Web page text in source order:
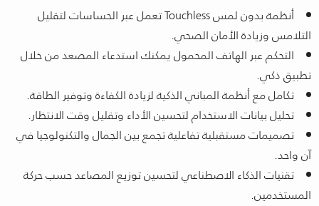
أنظمة بدون لمس Touchless تعمل عبر الحساسات لتقليل
التلامس وزيادة الأمان الصحي.
التحكم عبر الهاتف المحمول يمكنك استدعاء المصعد من خلال
تطبيق ذكي.
تكامل مع أنظمة المباني الذكية لزيادة الكفاءة وتوفير الطاقة.
تحليل بيانات الاستخدام لتحسين الأداء وتقليل وقت الانتظار.
تصميمات مستقبلية تفاعلية تجمع بين الجمال والتكنولوجيا في
آن واحد.
تقنيات الذكاء الاصطناعي لتحسين توزيع المصاعد حسب حركة
المستخدمين.